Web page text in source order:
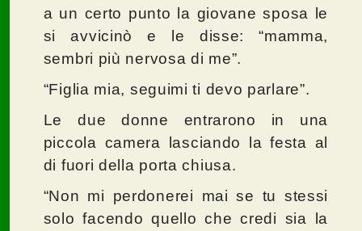
a un certo punto la giovane sposa le
si avvicinò e le disse: “mamma,
sembri più nervosa di me”.
“Figlia mia, seguimi ti devo parlare”.
Le due donne entrarono in una
piccola camera lasciando la festa al
di fuori della porta chiusa.
“Non mi perdonerei mai se tu stessi
solo facendo quello che credi sia la